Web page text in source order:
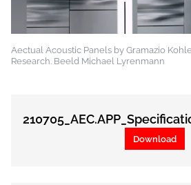
Aectual Acoustic Panels by Gramazio
Research. Beeld Michael Lyrenmann
Download